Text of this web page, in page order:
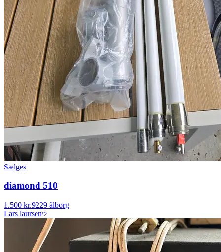
Sælges
diamond 510
1.500 kr.9229 ålborg
Lars laursen